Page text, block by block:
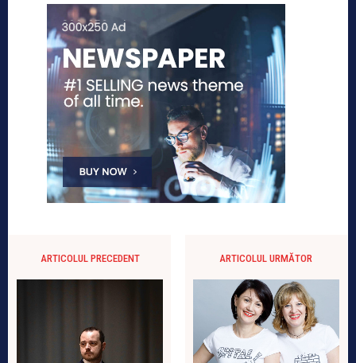
ARTICOLUL PRECEDENT ARTICOLUL URMĂTOR